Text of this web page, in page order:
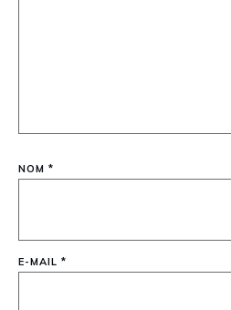
NOM *
E-MAIL *